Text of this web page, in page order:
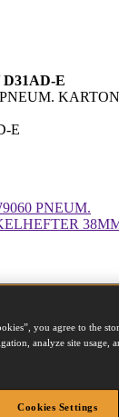
D31AD-E
you agree to the
analyze site usage,
Cookies Settings